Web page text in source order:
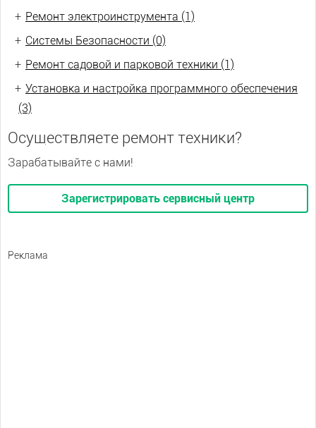
+ Ремонт электроинструмента (1)
+ Системы Безопасности (0)
+ Ремонт садовой и парковой техники (1)
+ Установка и настройка программного обеспечения
(3)
Осуществляете ремонт техники?
Зарабатывайте с нами!
Зарегистрировать сервисный центр
Реклама